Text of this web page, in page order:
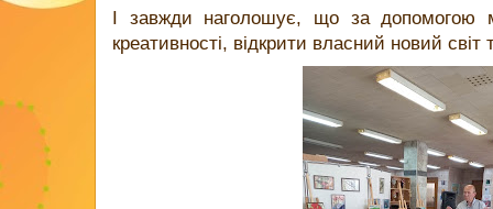
І завжди наголошує, що за допомогою
креативності, відкрити власний новий